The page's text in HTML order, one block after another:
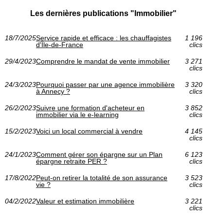
Les dernières publications "Immobilier"
18/7/2025Service rapide et efficace : les chauffagistes
d'Île-de-France
1 196
clics
29/4/2023Comprendre le mandat de vente immobilier
3 271
clics
24/3/2023Pourquoi passer par une agence immobilière
à Annecy ?
3 320
clics
26/2/2023Suivre une formation d'acheteur en
immobilier via le e-learning
3 852
clics
15/2/2023Voici un local commercial à vendre
4 145
clics
24/1/2023Comment gérer son épargne sur un Plan
épargne retraite PER ?
6 123
clics
17/8/2022Peut-on retirer la totalité de son assurance
vie ?
3 523
clics
04/2/2022Valeur et estimation immobilière
3 221
clics